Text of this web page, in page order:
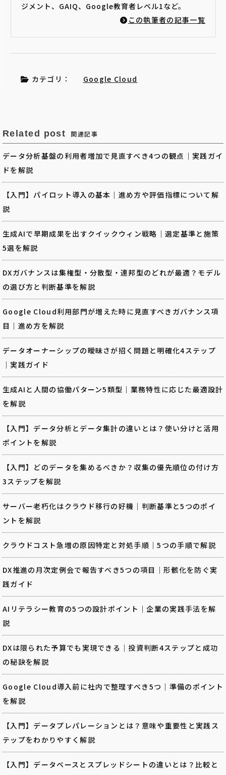
ジメント、GAIQ、Google教育者レベル1など。
この執筆者の記事一覧
カテゴリ： Google Cloud
Related post 関連記事
データ分析基盤の利用者増加で見直すべき4つの観点｜実践ガイ
ドを解説
【入門】パイロット導入の基本｜進め方や評価指標について解
説
生成AIで早期成果を出すクイックウィン戦略｜選定基準と施策
5選を解説
DXガバナンスは集権型・分散型・連邦型のどれが最適？モデル
の選び方と判断基準を解説
Google Cloud利用部門が増えた時に見直すべきガバナンス項
目｜進め方を解説
データオーナーシップの曖昧さが招く問題と明確化4ステップ
｜実践ガイド
生成AIと人間の協働パターン5類型｜業務特性に応じた最適設計
を解説
【入門】データ分析とデータ集計の違いとは？使い分けと活用
ポイントを解説
【入門】どのデータを集めるべきか？収集の優先順位の付け方
3ステップを解説
サーバー老朽化はクラウド移行の好機｜判断基準と5つのポイ
ントを解説
クラウドコスト急増の原因特定と対処手順｜5つの手順で解説
DX推進の月次定例会で報告すべき5つの項目｜形骸化を防ぐ実
践ガイド
AIリテラシー教育の5つの設計ポイント｜企業の実践手法を解
説
DXは限られた予算でも実現できる｜投資判断4ステップと成功
の秘訣を解説
Google Cloud導入前に社内で整理すべき5つ｜準備のポイント
を解説
【入門】データプレパレーションとは？意味や重要性と実践ス
テップをわかりやすく解説
【入門】データベースとスプレッドシートの違いとは？比較と